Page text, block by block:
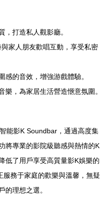
，打造私人觀影廳。
與家人朋友歡唱互動，享受私密
感的音效，增強游戲體驗。
樂，為家居生活營造愜意氛圍。
能影K Soundbar，通過高度集
將專業的影院級聽感與熱情的K
低了用戶享受高質量影K娛樂的
服務于家庭的歡樂與溫馨，無疑
的理想之選。